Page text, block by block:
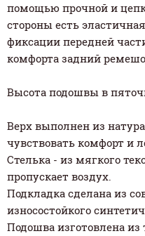
помощью прочной и
стороны есть
фиксации передней
комфорта задний
Высота подошвы в
Верх выполнен из
чувствовать комфорт и
Стелька - из мягкого
пропускает воздух.
Подкладка сделана из
износостойкого
Подошва изготовлена из